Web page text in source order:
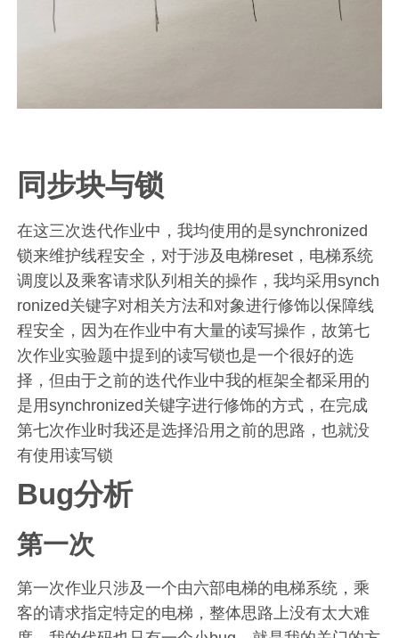
同步块与锁
在这三次迭代作业中，我均使用的是synchronized
锁来维护线程安全，对于涉及电梯reset，电梯系统
调度以及乘客请求队列相关的操作，我均采用synch
ronized关键字对相关方法和对象进行修饰以保障线
程安全，因为在作业中有大量的读写操作，故第七
次作业实验题中提到的读写锁也是一个很好的选
择，但由于之前的迭代作业中我的框架全都采用的
是用synchronized关键字进行修饰的方式，在完成
第七次作业时我还是选择沿用之前的思路，也就没
有使用读写锁
Bug分析
第一次
第一次作业只涉及一个由六部电梯的电梯系统，乘
客的请求指定特定的电梯，整体思路上没有太大难